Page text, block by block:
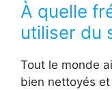
À quelle
utiliser du
Tout le monde
bien nettoyés et